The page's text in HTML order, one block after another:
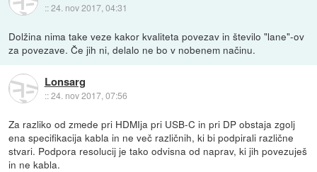
::24. nov 2017, 04:31
Dolžina nima take veze kakor kvaliteta povezav in število "lane"-ov
za povezave. Če jih ni, delalo ne bo v nobenem načinu.
Lonsarg
::24. nov 2017, 07:56
Za razliko od zmede pri HDMIja pri USB-C in pri DP obstaja zgolj
ena specifikacija kabla in ne več različnih, ki bi podpirali različne
stvari. Podpora resolucij je tako odvisna od naprav, ki jih povezuješ
in ne kabla.